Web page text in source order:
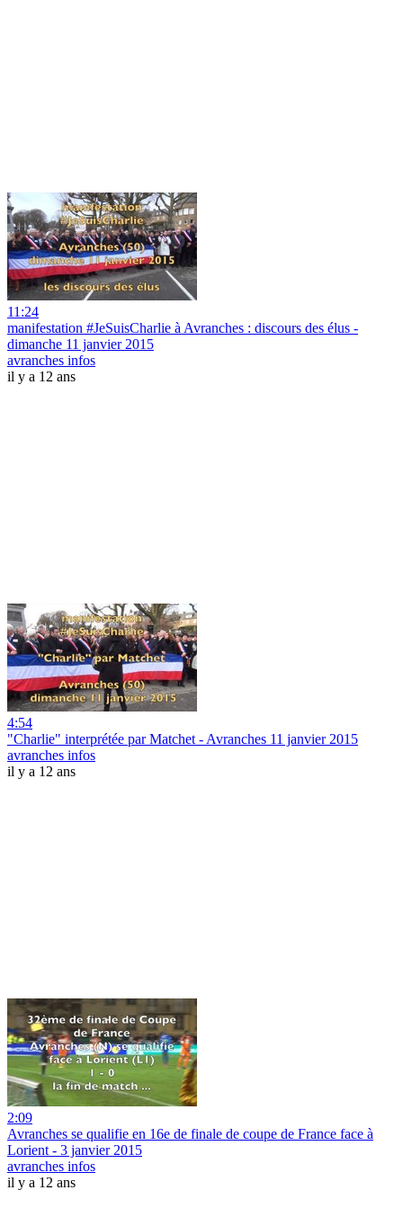
11:24
manifestation #JeSuisCharlie à Avranches : discours des élus -
dimanche 11 janvier 2015
avranches infos
il y a 12 ans
4:54
"Charlie" interprétée par Matchet - Avranches 11 janvier 2015
avranches infos
il y a 12 ans
2:09
Avranches se qualifie en 16e de finale de coupe de France face à
Lorient - 3 janvier 2015
avranches infos
il y a 12 ans